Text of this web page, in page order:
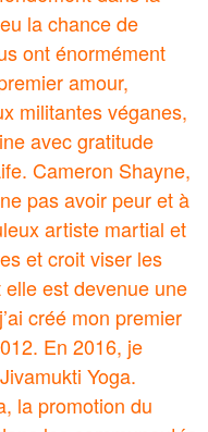
la chance de
ont énormément
amour,
militantes véganes,
avec gratitude
Cameron Shayne,
pas avoir peur et à
artiste martial et
et croit viser les
est devenue une
créé mon premier
En 2016, je
Yoga.
la promotion du